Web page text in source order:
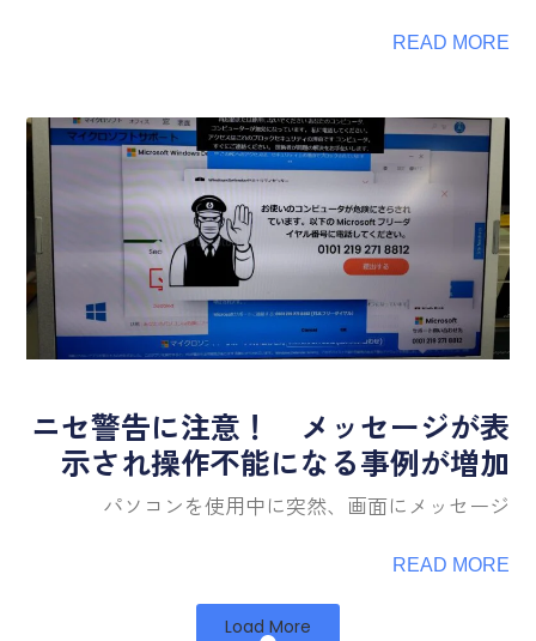
READ MORE
ニセ警告に注意！ メッセージが表
示され操作不能になる事例が増加
パソコンを使用中に突然、画面にメッセージ
READ MORE
Load More